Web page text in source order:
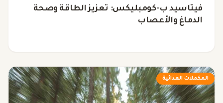
فيتاسيد ب-كومبليكس: تعزيز الطاقة وصحة
الدماغ والأعصاب
المكملات الغذائية